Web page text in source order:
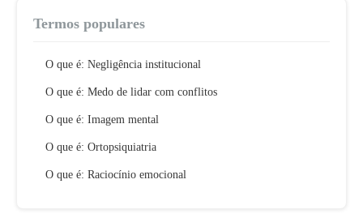
Termos populares
O que é: Negligência institucional
O que é: Medo de lidar com conflitos
O que é: Imagem mental
O que é: Ortopsiquiatria
O que é: Raciocínio emocional